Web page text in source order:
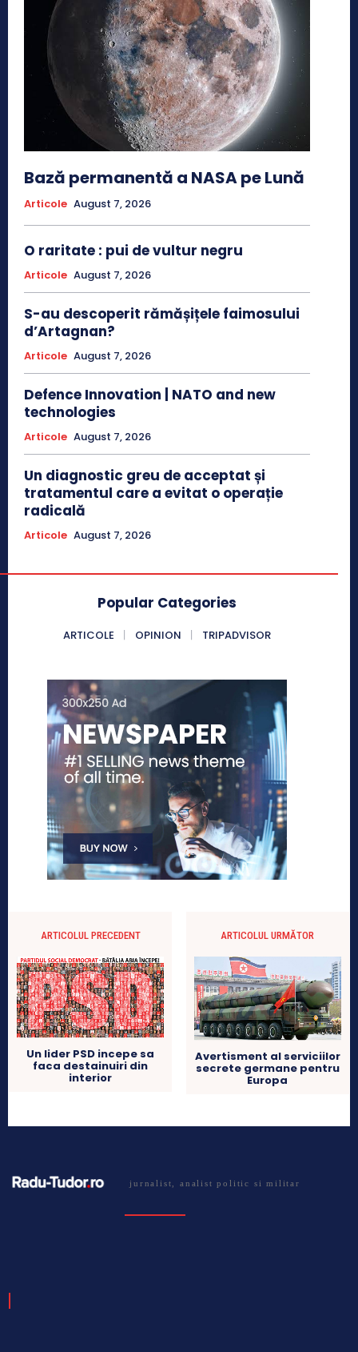
Bază permanentă a NASA pe Lună
Articole August 7, 2026
O raritate : pui de vultur negru
Articole August 7, 2026
S-au descoperit rămășițele faimosului
d’Artagnan?
Articole August 7, 2026
Defence Innovation | NATO and new
technologies
Articole August 7, 2026
Un diagnostic greu de acceptat și
tratamentul care a evitat o operație
radicală
Articole August 7, 2026
Popular Categories
ARTICOLE OPINION TRIPADVISOR
ARTICOLUL PRECEDENT
Un lider PSD incepe sa
faca destainuiri din
interior
ARTICOLUL URMĂTOR
Avertisment al serviciilor
secrete germane pentru
Europa
jurnalist, analist politic si militar